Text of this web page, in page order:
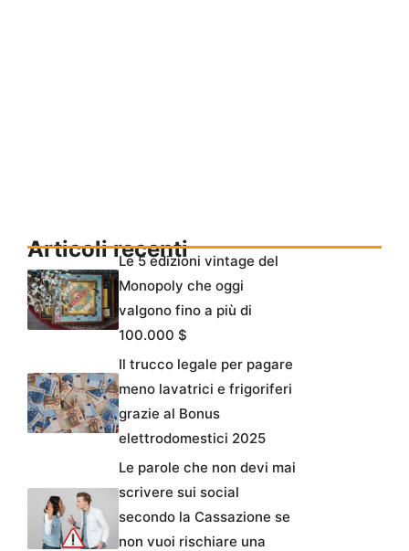
Articoli recentiLe 5 edizioni vintage del
Monopoly che oggi
valgono fino a più di
100.000 $
Il trucco legale per pagare
meno lavatrici e frigoriferi
grazie al Bonus
elettrodomestici 2025
Le parole che non devi mai
scrivere sui social
secondo la Cassazione se
non vuoi rischiare una